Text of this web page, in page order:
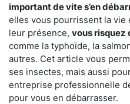
important de vite s’en
elles vous pourrissent la vie
leur présence, vous risquez
comme la typhoïde, la
autres. Cet article vous
ses insectes, mais aussi
entreprise professionnelle
pour vous en débarrasser.